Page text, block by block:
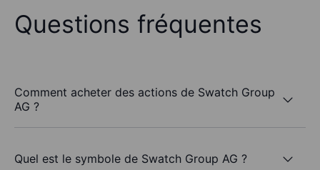
Questions fréquentes
Comment acheter des actions de Swatch Group
AG ?
Quel est le symbole de Swatch Group AG ?